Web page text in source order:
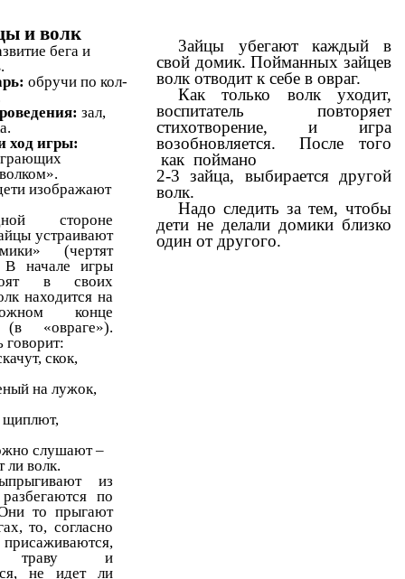
и волк
бега и
обручи по кол-
зал,
ход игры:
изображают
стороне
устраивают
(чертят
В начале игры
в своих
находится на
конце
«овраге»).
говорит:
скок,
на лужок,
щиплют,
слушают –
ли волк.
из
по
то прыгают
то, согласно
траву и
не идет ли
3айцы убегают каждый в
свой домик. Пойманных зайцев
волк отводит к себе в овраг.
Как только волк уходит,
воспитатель повторяет
стихотворение, и игра
возобновляется. После того
как поймано
2-3 зайца, выбирается другой
волк.
Надо следить за тем, чтобы
дети не делали домики близко
один от другого.